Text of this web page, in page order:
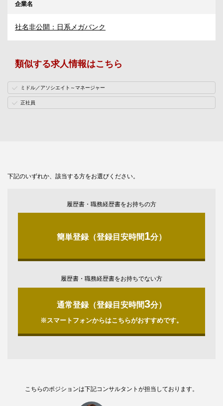
企業名
社名非公開：日系メガバンク
類似する求人情報はこちら
ミドル／アソシエイト～マネージャー
正社員
下記のいずれか、該当する方をお選びください。
履歴書・職務経歴書をお持ちの方
簡単登録（登録目安時間1分）
履歴書・職務経歴書をお持ちでない方
通常登録（登録目安時間3分）
※スマートフォンからはこちらがおすすめです。
こちらのポジションは下記コンサルタントが担当しております。